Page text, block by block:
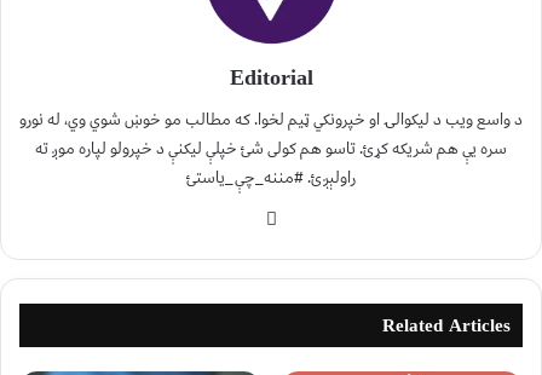
Editorial
د واسع ویب د لیکوالۍ او خپرونکي ټیم لخوا. که مطالب مو خوښ شوي وي، له نورو
سره یې هم شریکه کړئ. تاسو هم کولی شئ خپلې لیکنې د خپرولو لپاره موږ ته
راولېږئ. #مننه_چې_یاستئ
Related Articles